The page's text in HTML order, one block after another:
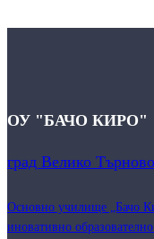
ОУ "БАЧО КИРО"
град Велико Търново
Основно училище „Бачо
иновативно